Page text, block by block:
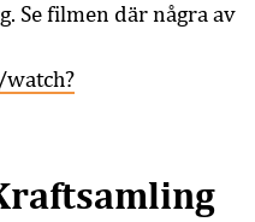
Se filmen där några av